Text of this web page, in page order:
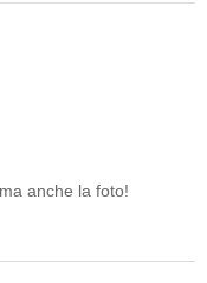
anche la foto!